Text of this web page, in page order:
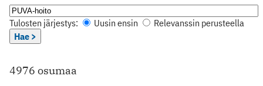
Tulosten järjestys: Uusin ensin
Relevanssin perusteella
Hae >
4976 osumaa